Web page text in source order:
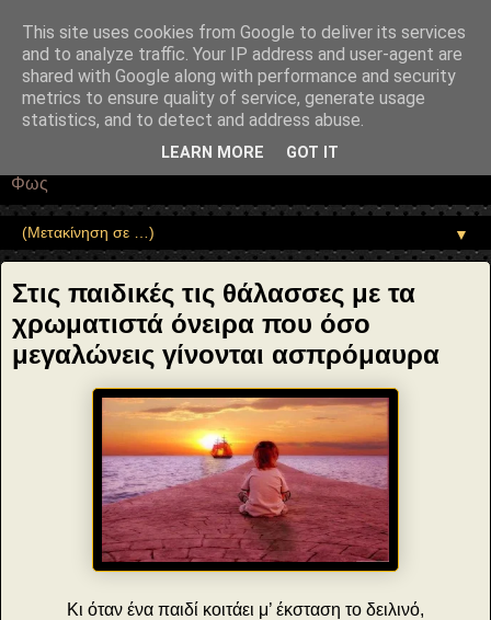
"potentialAction": { "@type": "ReadAction", "target":
"https://www.sophia-ntrekou.gr/2014/05/stis-paidikes-tis-
thalasses.html" } }
Αέναη επΑνάσταση
• Επιστήμη • Ψυχολογία • Λογοτεχνία • Τέχνες • Θεολογία •
Φιλοσοφία • Στοχασμοί... για τη μνήμη, τον άνθρωπο και το
Φως
▼
Στις παιδικές τις θάλασσες με τα
χρωματιστά όνειρα που όσο
μεγαλώνεις γίνονται ασπρόμαυρα
Κι όταν ένα παιδί κοιτάει μ’ έκσταση το δειλινό,
This site uses cookies from Google to deliver its services
and to analyze traffic. Your IP address and user-agent are
shared with Google along with performance and security
metrics to ensure quality of service, generate usage
statistics, and to detect and address abuse.
LEARN MORE GOT IT